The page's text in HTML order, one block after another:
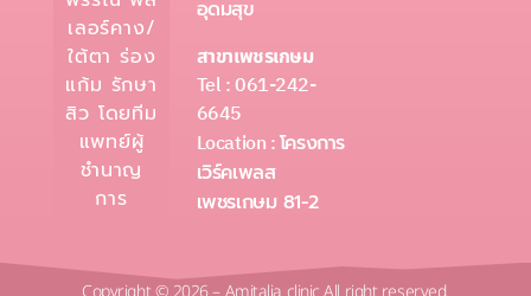
เลอร์คาง/
ใต้ตา ร่อง
แก้ม รักษา
สิว โดยทีม
แพทย์ผู้
ชำนาญ
การ
อุดมสุข
สาขาเพชรเกษม
Tel : 061-242-
6645
Location :โครงการ
เวิร์คเพลส
เพชรเกษม 81-2